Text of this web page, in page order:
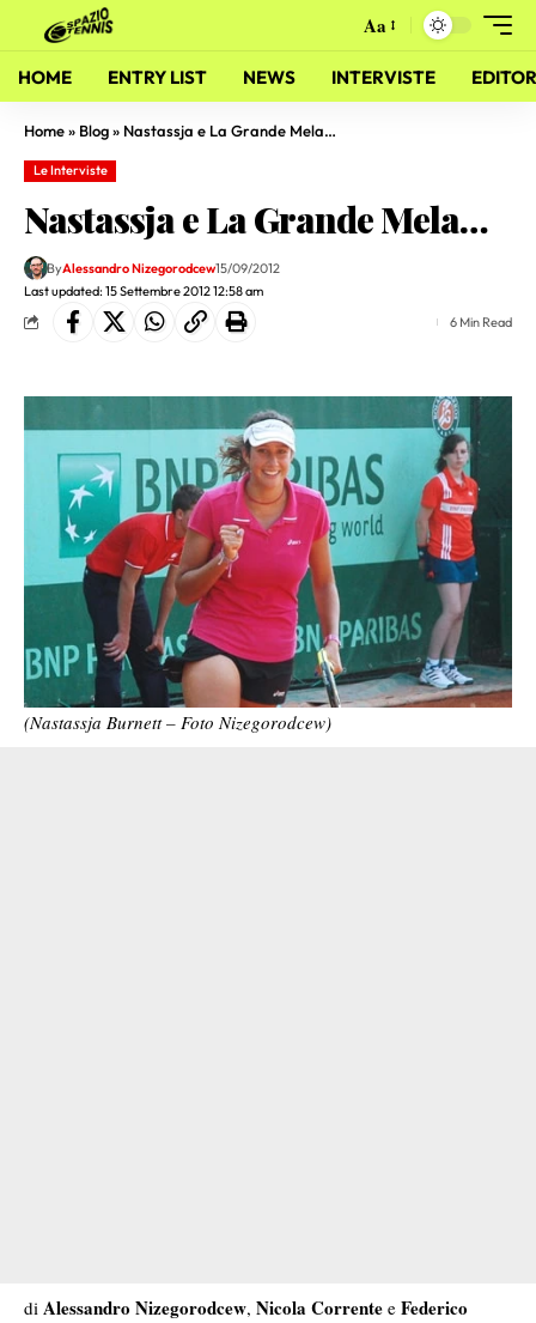
Aa
HOME ENTRY LIST NEWS INTERVISTE
Home» Blog» Nastassja e La Grande Mela…
Le Interviste
Nastassja e La Grande Mela…
Last updated: 15 Settembre 2012 12:58 am
ByAlessandro Nizegorodcew15/09/2012
6 Min Read
(Nastassja Burnett – Foto Nizegorodcew)
di Alessandro Nizegorodcew, Nicola Corrente e Federico